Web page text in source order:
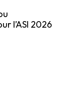
l’ASI 2026